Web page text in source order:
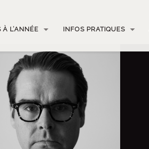
L’ANNÉE INFOS PRATIQUES